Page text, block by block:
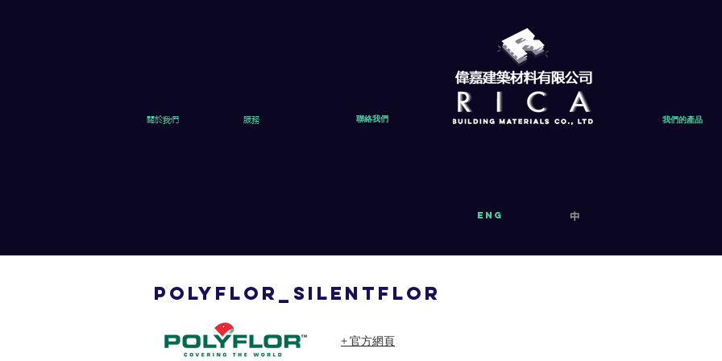
關於我們 服務 聯絡我們 我們的產品
eng 中
polyflor_silentflor
+ 官方網頁